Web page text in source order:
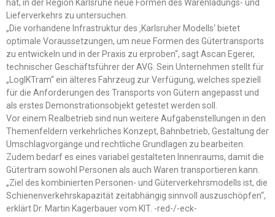
hat, in der Region Karlsruhe neue Formen des Warenladungs- und
Lieferverkehrs zu untersuchen.
„Die vorhandene Infrastruktur des ‚Karlsruher Modells‘ bietet
optimale Voraussetzungen, um neue Formen des Gütertransports
zu entwickeln und in der Praxis zu erproben“, sagt Ascan Egerer,
technischer Geschäftsführer der AVG. Sein Unternehmen stellt für
„LogIKTram“ ein älteres Fahrzeug zur Verfügung, welches speziell
für die Anforderungen des Transports von Gütern angepasst und
als erstes Demonstrationsobjekt getestet werden soll.
Vor einem Realbetrieb sind nun weitere Aufgabenstellungen in den
Themenfeldern verkehrliches Konzept, Bahnbetrieb, Gestaltung der
Umschlagvorgänge und rechtliche Grundlagen zu bearbeiten.
Zudem bedarf es eines variabel gestalteten Innenraums, damit die
Gütertram sowohl Personen als auch Waren transportieren kann.
„Ziel des kombinierten Personen- und Güterverkehrsmodells ist, die
Schienenverkehrskapazität zeitabhängig sinnvoll auszuschöpfen“,
erklärt Dr. Martin Kagerbauer vom KIT. -red-/-eck-